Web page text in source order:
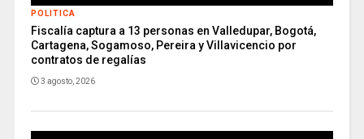
POLITICA
Fiscalía captura a 13 personas en Valledupar, Bogotá,
Cartagena, Sogamoso, Pereira y Villavicencio por
contratos de regalías
3 agosto, 2026